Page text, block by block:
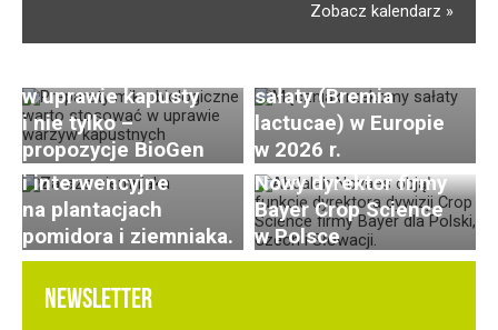
Zobacz kalendarz
w uprawie kapusty
i nie tylko –
propozycje BioGen
Brak nowych ras
sałaty (Bremia
lactucae) w Europie
w 2026 r.
Zaraza ziemniaka
w natarciu. Konieczne
zabiegi profilaktyczne
i interwencyjne
na plantacjach
pomidora i ziemniaka.
Nowy dyrektor firmy
Bayer Crop Science
w Polsce
NEWSLETTER